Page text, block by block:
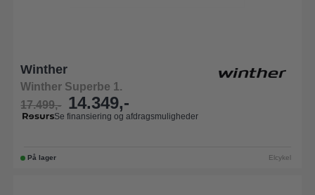
Winther
Winther Superbe 1.
17.499,-
14.349,-
Se finansiering og afdragsmuligheder
På lager Elcykel